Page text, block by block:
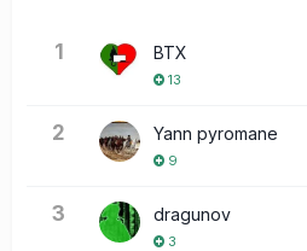
1 BTX
13
2 Yann pyromane
9
3 dragunov
3